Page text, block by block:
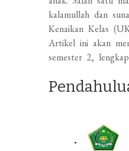
kalamullah dan
Kenaikan Kelas
Artikel ini akan
semester 2,